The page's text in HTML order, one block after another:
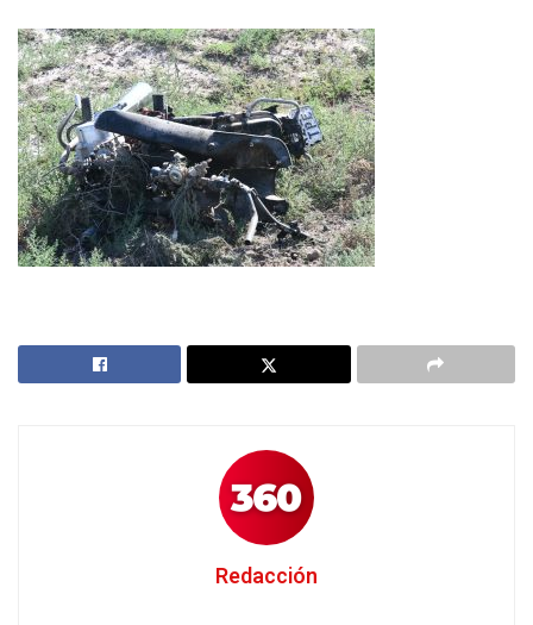
Redacción